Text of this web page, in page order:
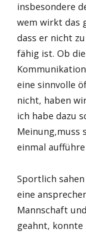
insbesondere
wem wirkt das
dass er nicht
fähig ist. Ob
eine sinnvolle
nicht, haben
ich habe dazu
Meinung,muss
einmal
Sportlich
eine
Mannschaft
geahnt, konnte